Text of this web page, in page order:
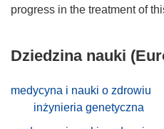
Dziedzina nauki
medycyna i nauki o zdrowiu
inżynieria genetyczna